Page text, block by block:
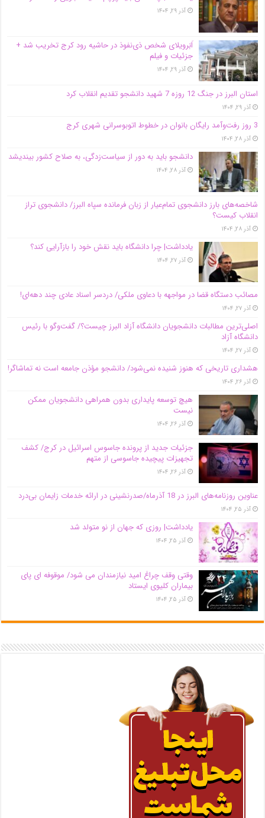
آذر ۲۹, ۱۴۰۴
اَبَر‌ویلای شخص ذی‌نفوذ در حاشیه‌ رود کرج تخریب شد +
جزئیات و فیلم
آذر ۲۹, ۱۴۰۴
استان البرز در جنگ 12 روزه 7 شهید دانشجو تقدیم انقلاب کرد
آذر ۲۹, ۱۴۰۴
3 روز رفت‌وآمد رایگان بانوان در خطوط اتوبوسرانی شهری کرج
آذر ۲۸, ۱۴۰۴
دانشجو باید به دور از سیاست‌زدگی، به صلاح کشور بیندیشد
آذر ۲۸, ۱۴۰۴
شاخصه‌های بارز دانشجوی تمام‌عیار از زبان فرمانده سپاه البرز/ دانشجوی تراز
انقلاب کیست؟
آذر ۲۸, ۱۴۰۴
یادداشت| چرا دانشگاه باید نقش خود را بازآرایی کند؟
آذر ۲۷, ۱۴۰۴
مصائب دستگاه قضا در مواجهه با دعاوی ملکی/ دردسر اسناد عادی چند‌ دهه‌ای!
آذر ۲۷, ۱۴۰۴
اصلی‌ترین مطالبات دانشجویان دانشگاه آزاد البرز چیست؟/ گفت‌وگو با رئیس
دانشگاه آز‌اد
آذر ۲۷, ۱۴۰۴
هشداری تاریخی که هنوز شنیده نمی‌شود/ دانشجو مؤذن جامعه است نه تماشاگر!
آذر ۲۶, ۱۴۰۴
هیچ توسعه پایداری بدون همراهی دانشجویان ممکن
نیست
آذر ۲۶, ۱۴۰۴
جزئیات جدید از پرونده جاسوس اسرائیل در کرج/‌ کشف
تجهیزات پیچیده جاسوسی از متهم
آذر ۲۶, ۱۴۰۴
عناوین روزنامه‌های البرز در ‌18 آذرماه/صدرنشینی در ارائه خدمات زایمان بی‌درد
آذر ۲۵, ۱۴۰۴
یادداشت| روزی که جهان از نو متولد شد
آذر ۲۵, ۱۴۰۴
وقتی وقف چراغ امید نیازمندان می شود/ موقوفه ای پای
بیماران کلیوی ایستاد
آذر ۲۵, ۱۴۰۴